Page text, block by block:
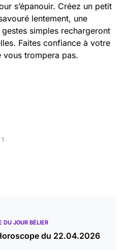
s’épanouir. Créez un petit
lentement, une
simples rechargeront
Faites confiance à votre
vous trompera pas.
1
DU JOUR BÉLIER
du 22.04.2026